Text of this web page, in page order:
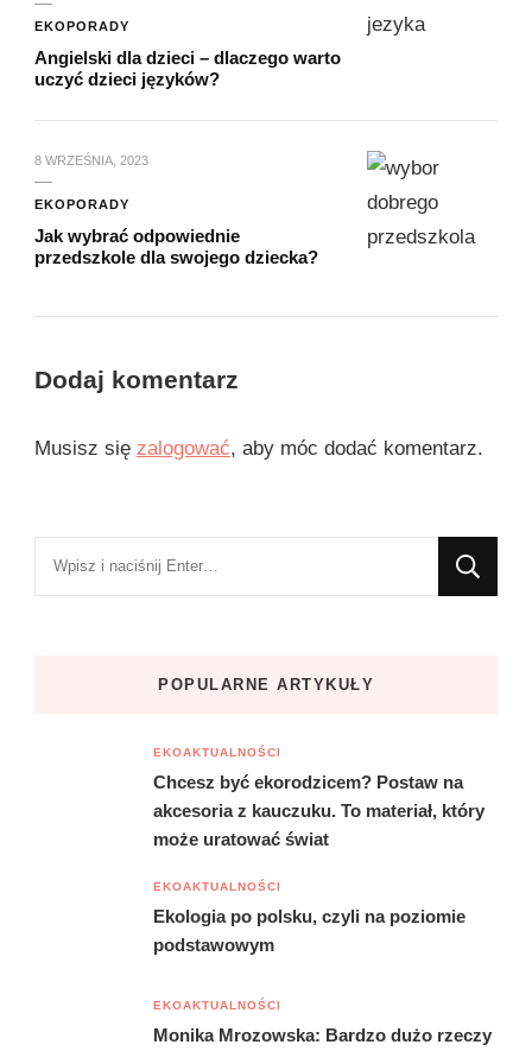
EKOPORADY
Angielski dla dzieci – dlaczego warto
uczyć dzieci języków?
8 WRZEŚNIA, 2023
EKOPORADY
Jak wybrać odpowiednie
przedszkole dla swojego dziecka?
Dodaj komentarz
Musisz się zalogować, aby móc dodać komentarz.
POPULARNE ARTYKUŁY
EKOAKTUALNOŚCI
Chcesz być ekorodzicem? Postaw na
akcesoria z kauczuku. To materiał, który
może uratować świat
EKOAKTUALNOŚCI
Ekologia po polsku, czyli na poziomie
podstawowym
EKOAKTUALNOŚCI
Monika Mrozowska: Bardzo dużo rzeczy